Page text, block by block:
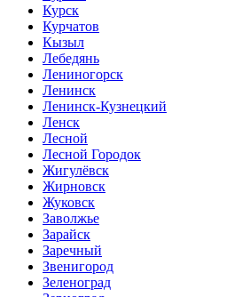
Курск
Курчатов
Кызыл
Лебедянь
Лениногорск
Ленинск
Ленинск-Кузнецкий
Ленск
Лесной
Лесной Городок
Жигулёвск
Жирновск
Жуковск
Заволжье
Зарайск
Заречный
Звенигород
Зеленоград